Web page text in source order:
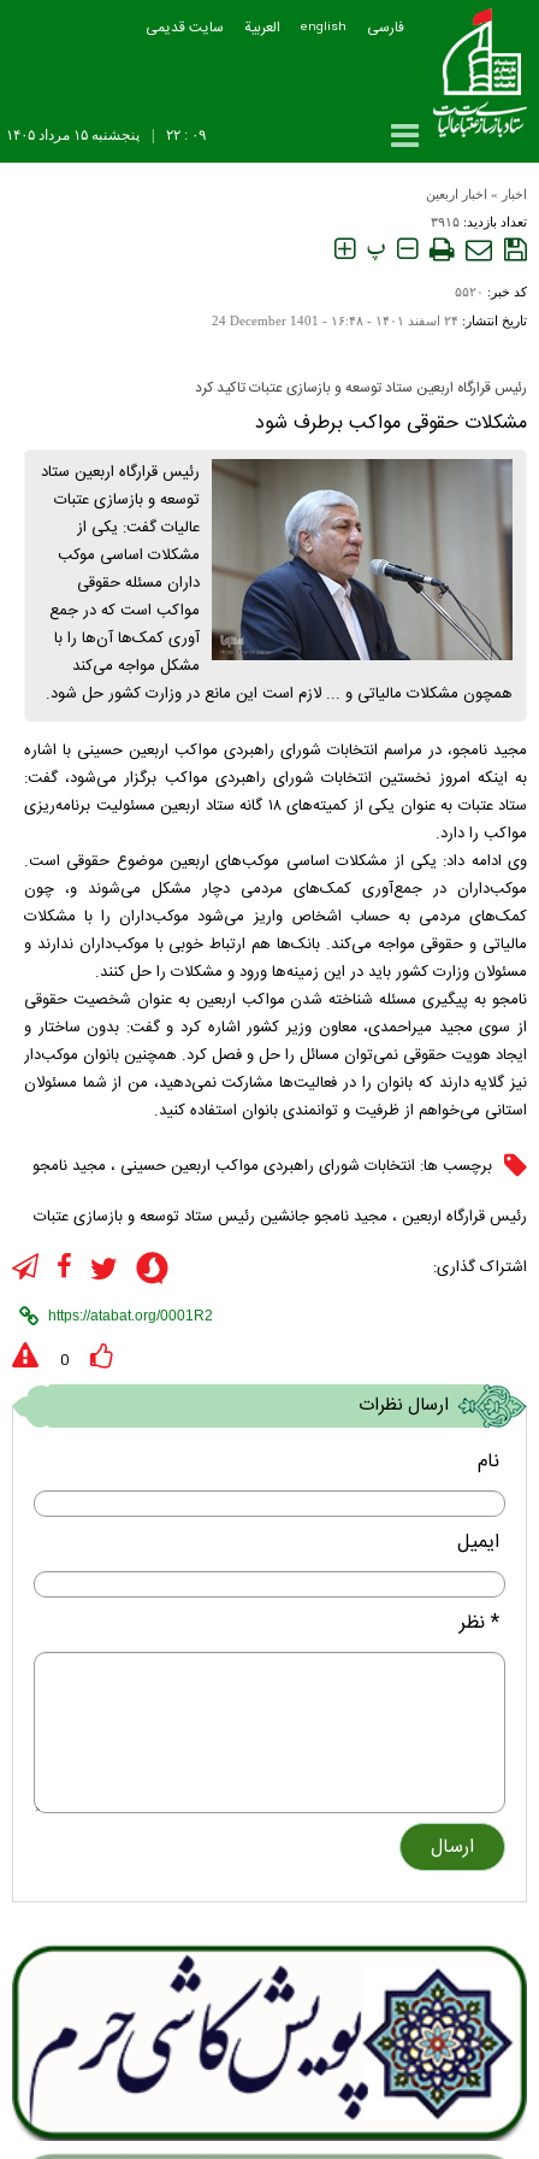
فارسی english العربیة سایت قدیمی
پنجشنبه ۱۵ مرداد ۱۴۰۵ ۰۹ : ۲۲
اخبار » اخبار اربعین
تعداد بازدید: ۳۹۱۵
پ
کد خبر: ۵۵۲۰
تاریخ انتشار: ۲۴ اسفند ۱۴۰۱ - ۱۶:۴۸ - 24 December 1401
رئیس قرارگاه اربعین ستاد توسعه و بازسازی عتبات تاکید کرد
مشکلات حقوقی مواکب برطرف شود
رئیس قرارگاه اربعین ستاد
توسعه و بازسازی عتبات
عالیات گفت: یکی از
مشکلات اساسی موکب
داران مسئله حقوقی
مواکب است که در جمع
آوری کمک‌ها آن‌ها را با
مشکل مواجه می‌کند
همچون مشکلات مالیاتی و ... لازم است این مانع در وزارت کشور حل شود.
مجید نامجو، در مراسم انتخابات شورای راهبردی مواکب اربعین حسینی با اشاره
به اینکه امروز نخستین انتخابات شورای راهبردی مواکب برگزار می‌شود، گفت:
ستاد عتبات به عنوان یکی از کمیته‌های ۱۸ گانه ستاد اربعین مسئولیت برنامه‌ریزی
مواکب را دارد.
وی ادامه داد: یکی از مشکلات اساسی موکب‌های اربعین موضوع حقوقی است.
موکب‌داران در جمع‌آوری کمک‌های مردمی دچار مشکل می‌شوند و، چون
کمک‌های مردمی به حساب اشخاص واریز می‌شود موکب‌داران را با مشکلات
مالیاتی و حقوقی مواجه می‌کند. بانک‌ها هم ارتباط خوبی با موکب‌داران ندارند و
مسئولان وزارت کشور باید در این زمینه‌ها ورود و مشکلات را حل کنند.
نامجو به پیگیری مسئله شناخته شدن مواکب اربعین به عنوان شخصیت حقوقی
از سوی مجید میراحمدی، معاون وزیر کشور اشاره کرد و گفت: بدون ساختار و
ایجاد هویت حقوقی نمی‌توان مسائل را حل و فصل کرد. همچنین بانوان موکب‌دار
نیز گلایه دارند که بانوان را در فعالیت‌ها مشارکت نمی‌دهید، من از شما مسئولان
استانی می‌خواهم از ظرفیت و توانمندی بانوان استفاده کنید.
برچسب ها: انتخابات شورای راهبردی مواکب اربعین حسینی ، مجید نامجو
رئیس قرارگاه اربعین ، مجید نامجو جانشین رئیس ستاد توسعه و بازسازی عتبات
اشتراک گذاری:
0
ارسال نظرات
نام
ایمیل
* نظر